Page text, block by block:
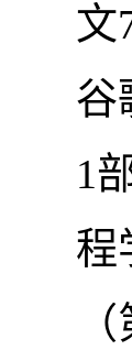
文
谷
1
程